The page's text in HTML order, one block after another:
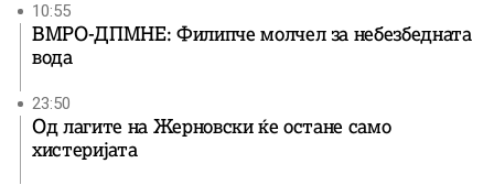
10:55
ВМРО-ДПМНЕ: Филипче молчел за небезбедната
вода
23:50
Од лагите на Жерновски ќе остане само
хистеријата